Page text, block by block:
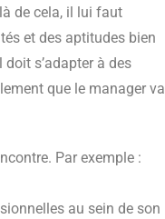
de cela, il lui faut
et des aptitudes bien
s’adapter à des
que le manager va
Par exemple :
au sein de son